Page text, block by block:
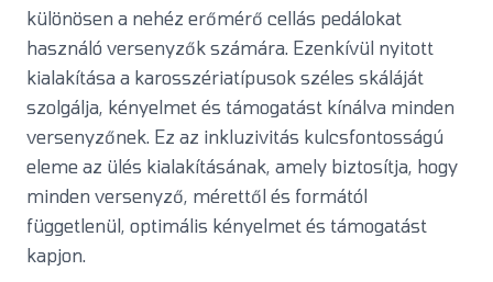
különösen a nehéz erőmérő cellás pedálokat
használó versenyzők számára. Ezenkívül nyitott
kialakítása a karosszériatípusok széles skáláját
szolgálja, kényelmet és támogatást kínálva minden
versenyzőnek. Ez az inkluzivitás kulcsfontosságú
eleme az ülés kialakításának, amely biztosítja, hogy
minden versenyző, mérettől és formától
függetlenül, optimális kényelmet és támogatást
kapjon.